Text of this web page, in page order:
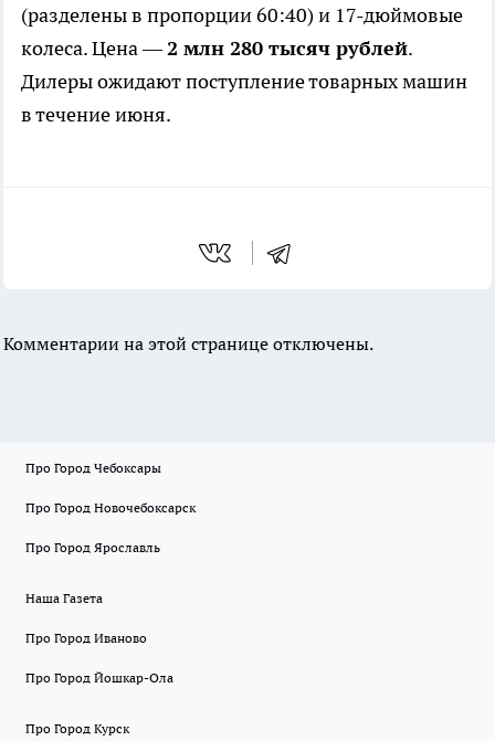
(разделены в пропорции 60:40) и 17-дюймовые
колеса. Цена —2 млн 280 тысяч рублей.
Дилеры ожидают поступление товарных машин
в течение июня.
Комментарии на этой странице отключены.
Про Город Чебоксары
Про Город Новочебоксарск
Про Город Ярославль
Наша Газета
Про Город Иваново
Про Город Йошкар-Ола
Про Город Курск